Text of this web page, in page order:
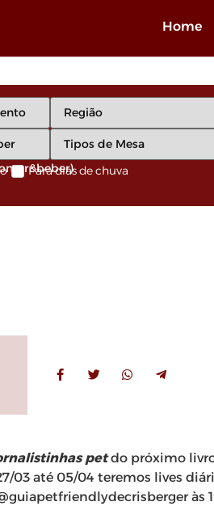
Home
Para dias de chuva
petdo próximo
03 até 05/04 teremos lives
às